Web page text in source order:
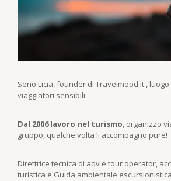
Sono Licia, founder di Travelmood.it ,
viaggiatori sensibili.
Dal 2006 lavoro nel turismo, organizzo
gruppo, qualche volta li accompagno pure!
Direttrice tecnica di adv e tour operator,
turistica e Guida ambientale escursionistica